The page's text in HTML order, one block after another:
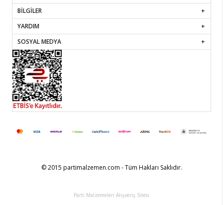
BİLGİLER
YARDIM
SOSYAL MEDYA
© 2015 partimalzemen.com - Tüm Hakları Saklıdır.
Parti Malzemeleri Alışveriş Sitesi